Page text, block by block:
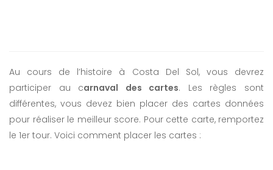
Au cours de l’histoire à Costa Del Sol, vous devrez
participer au carnaval des cartes. Les règles sont
différentes, vous devez bien placer des cartes données
pour réaliser le meilleur score. Pour cette carte, remportez
le 1er tour. Voici comment placer les cartes :